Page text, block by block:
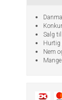
Salg til
Hurtig
Nem